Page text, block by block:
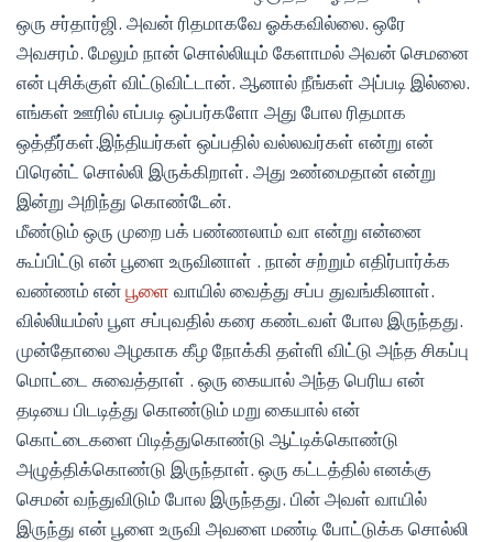
ஒரு சர்தார்ஜி. அவன் ரிதமாகவே ஓக்கவில்லை. ஒரே
அவசரம். மேலும் நான் சொல்லியும் கேளாமல் அவன் செமனை
என் புசிக்குள் விட்டுவிட்டான். ஆனால் நீங்கள் அப்படி இல்லை.
எங்கள் ஊரில் எப்படி ஒப்பர்களோ அது போல ரிதமாக
ஒத்தீர்கள்.இந்தியர்கள் ஒப்பதில் வல்லவர்கள் என்று என்
பிரென்ட் சொல்லி இருக்கிறாள். அது உண்மைதான் என்று
இன்று அறிந்து கொண்டேன்.
மீண்டும் ஒரு முறை பக் பண்ணலாம் வா என்று என்னை
கூப்பிட்டு என் பூளை உருவினாள் . நான் சற்றும் எதிர்பார்க்க
வண்ணம் என்பூளை வாயில் வைத்து சப்ப துவங்கினாள்.
வில்லியம்ஸ் பூள சப்புவதில் கரை கண்டவள் போல இருந்தது.
முன்தோலை அழகாக கீழ நோக்கி தள்ளி விட்டு அந்த சிகப்பு
மொட்டை சுவைத்தாள் . ஒரு கையால் அந்த பெரிய என்
தடியை பிடடித்து கொண்டும் மறு கையால் என்
கொட்டைகளை பிடித்துகொண்டு ஆட்டிக்கொண்டு
அழுத்திக்கொண்டு இருந்தாள். ஒரு கட்டத்தில் எனக்கு
செமன் வந்துவிடும் போல இருந்தது. பின் அவள் வாயில்
இருந்து என் பூளை உருவி அவளை மண்டி போட்டுக்க சொல்லி